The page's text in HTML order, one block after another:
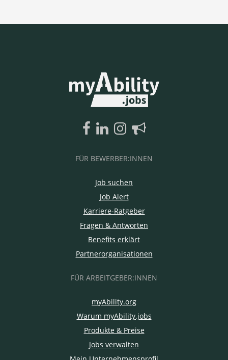
FÜR BEWERBER:INNEN
Job suchen
Job Alert
Karriere-Ratgeber
Fragen & Antworten
Benefits erklärt
Partnerorganisationen
FÜR ARBEITGEBER:INNEN
myAbility.org
Warum myAbility.jobs
Produkte & Preise
Jobs verwalten